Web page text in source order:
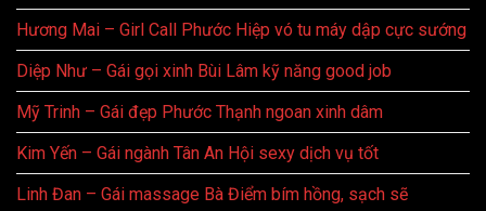
Hương Mai – Girl Call Phước Hiệp vó tu máy dập cực sướng
Diệp Như – Gái gọi xinh Bùi Lâm kỹ năng good job
Mỹ Trinh – Gái đẹp Phước Thạnh ngoan xinh dâm
Kim Yến – Gái ngành Tân An Hội sexy dịch vụ tốt
Linh Đan – Gái massage Bà Điểm bím hồng, sạch sẽ